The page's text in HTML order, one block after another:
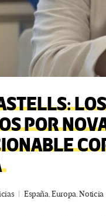
POR
España,Europa,Noticia